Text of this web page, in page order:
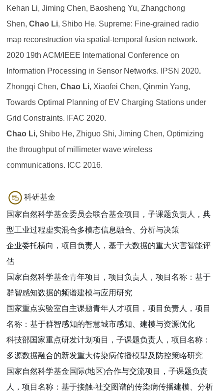
Kehan Li, Jiming Chen, Baosheng Yu, Zhangchong
Shen,Chao Li, Shibo He. Supreme: Fine-grained radio
map reconstruction via spatial-temporal fusion network.
2020 19th ACM/IEEE International Conference on
Information Processing in Sensor Networks.
IPSN 2020.
Zhongqi Chen,Chao Li, Xiaofei Chen, Qinmin Yang,
Towards Optimal Planning of EV Charging Stations under
Grid Constraints.
IFAC 2020.
Chao Li, Shibo He, Zhiguo Shi, Jiming Chen, Optimizing
the throughput of millimeter wave wireless
communications. ICC 2016.
科研基金
国家自然科学基金委员会联合基金项目，子课题负责人，典
型工业过程虚实混合多模态信息融合、分析与决策
企业委托横向，项目负责人，基于大数据的重大灾害智能评
估
国家自然科学基金青年项目，项目负责人，项目名称：基于
群智感知数据的频谱建模与应用研究
国家重点实验室自主课题青年人才项目，项目负责人，项目
名称：基于群智感知的智慧城市感知、建模与资源优化
科技部国家重点研发计划项目，子课题负责人，项目名称：
多源数据融合的新发重大传染病传播模型及防控策略研究
国家自然科学基金国际(地区)合作与交流项目，子课题负责
人，项目名称：基于接触-社交图谱的传染病传播建模、分析